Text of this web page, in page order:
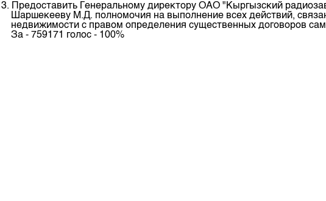
3. Предоставить Генеральному директору ОАО "Кыргызский
Шаршекееву М.Д. полномочия на выполнение всех действий,
недвижимости с правом определения существенных договоров
За - 759171 голос - 100%